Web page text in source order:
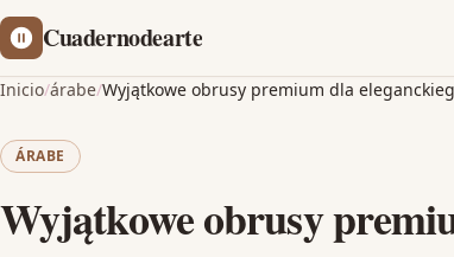
Cuadernodearte
Inicio/árabe/Wyjątkowe obrusy premium dla
ÁRABE
Wyjątkowe obrusy